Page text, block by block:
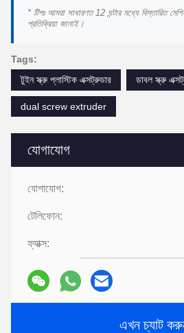
যোগাযোগ
যোগাযোগ:
টেলিফোন:
ফ্যাক্স:
এখন চ্যাট
* টিপঃ আমরা সাধারণত 12 ঘন্টার মধ্যে বিস্তারিত
প্রতিক্রিয়া জানাই।
Tags:
টুইন স্ক্রু প্লাস্টিক এক্সট্রুডার
ডাবল স্ক্রু
dual screw extruder